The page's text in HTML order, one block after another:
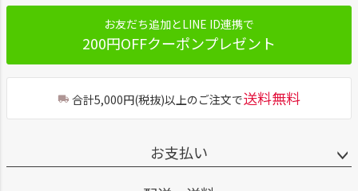
お友だち追加とLINE ID連携で
200円OFFクーポンプレゼント
合計5,000円(税抜)以上のご注文で送料無料
お支払い